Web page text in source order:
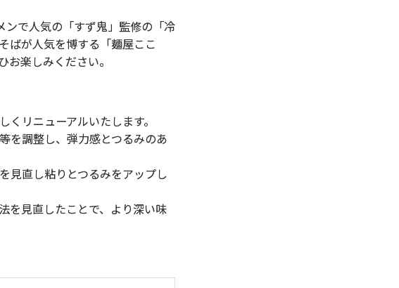
で人気の「すず鬼」監修の「冷
ばが人気を博する「麺屋ここ
楽しみください。
リニューアルいたします。
を調整し、弾力感とつるみのあ
見直し粘りとつるみをアップし
を見直したことで、より深い味